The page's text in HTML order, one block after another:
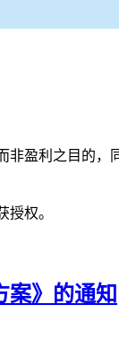
盈利之目的
权。
案》的通知